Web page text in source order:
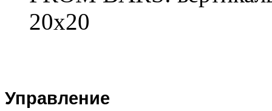
20х20
Управление